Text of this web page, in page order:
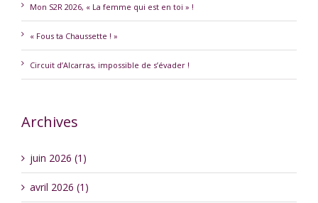
Mon S2R 2026, « La femme qui est en toi » !
« Fous ta Chaussette ! »
Circuit d’Alcarras, impossible de s’évader !
Archives
juin 2026 (1)
avril 2026 (1)